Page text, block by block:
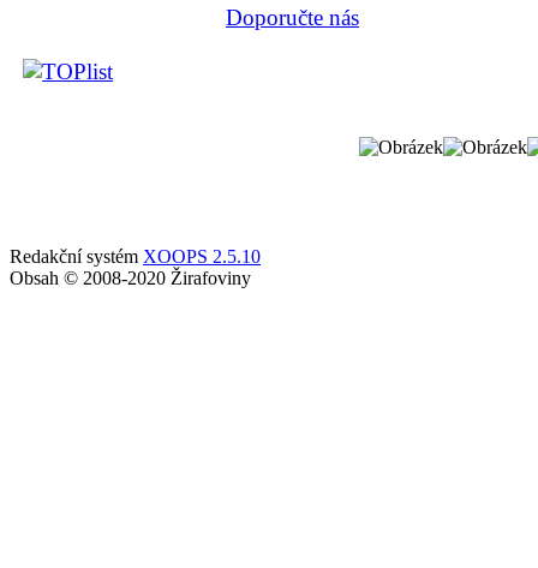
Doporučte nás
Redakční systém XOOPS 2.5.10
Obsah © 2008-2020 Žirafoviny